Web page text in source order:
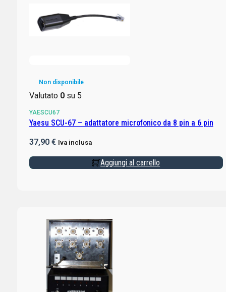
Non disponibile
Valutato 0su 5
YAESCU67
Yaesu SCU-67 – adattatore microfonico da 8 pin a 6 pin
37,90 € Iva inclusa
Aggiungi al carrello